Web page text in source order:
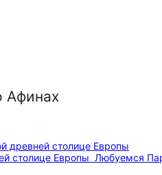
Афинах
столице Европы Любуемся